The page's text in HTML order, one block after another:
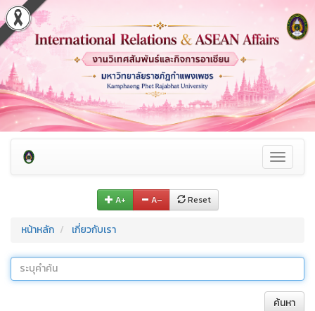
Toggle
A+ A– Reset
หน้าหลัก เกี่ยวกับเรา
ค้นหา